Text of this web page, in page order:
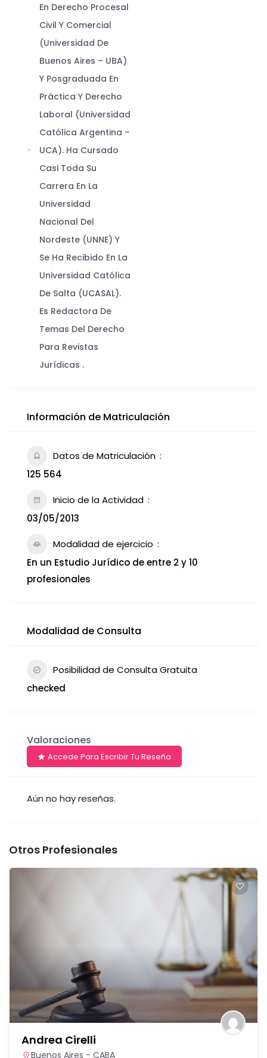
En Derecho Procesal
Civil Y Comercial
(Universidad De
Buenos Aires – UBA)
Y Posgraduada En
Práctica Y Derecho
Laboral (Universidad
Católica Argentina –
UCA). Ha Cursado
Casi Toda Su
Carrera En La
Universidad
Nacional Del
Nordeste (UNNE) Y
Se Ha Recibido En La
Universidad Católica
De Salta (UCASAL).
Es Redactora De
Temas Del Derecho
Para Revistas
Jurídicas .
Información de Matriculación
Datos de Matriculación
125 564
Inicio de la Actividad
03/05/2013
Modalidad de ejercicio
En un Estudio Jurídico de entre 2 y 10
profesionales
Modalidad de Consulta
Posibilidad de Consulta Gratuita
checked
Valoraciones
Accede Para Escribir Tu Reseña
Aún no hay reseñas.
Otros Profesionales
CONTRERAS BALDOVINO LEANDRO ELOY
San Luis - 2da. Circunscripción: Villa Mercedes